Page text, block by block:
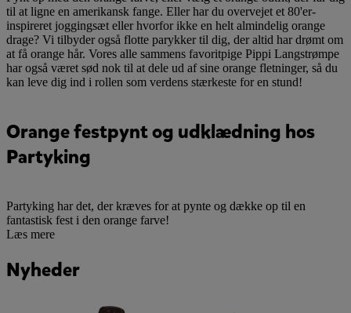
til at ligne en amerikansk fange. Eller har du overvejet et 80'er-
inspireret joggingsæt eller hvorfor ikke en helt almindelig orange
drage? Vi tilbyder også flotte parykker til dig, der altid har drømt om
at få orange hår. Vores alle sammens favoritpige Pippi Langstrømpe
har også været sød nok til at dele ud af sine orange fletninger, så du
kan leve dig ind i rollen som verdens stærkeste for en stund!
Orange festpynt og udklædning hos
Partyking
Partyking har det, der kræves for at pynte og dække op til en
fantastisk fest i den orange farve!
Læs mere
Nyheder